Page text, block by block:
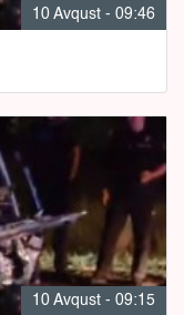
10 Avqust - 09:46
10 Avqust - 09:15